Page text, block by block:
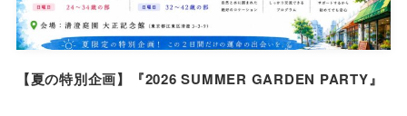
【夏の特別企画】『2026 SUMMER GARDEN PARTY』